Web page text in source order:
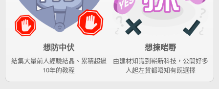
想防中伏
結集大量前人經驗結晶、累積超過
10年的教程
想揀啱嘢
由建材知識到嶄新科技，公開好多
人起左貨都唔知有既選擇